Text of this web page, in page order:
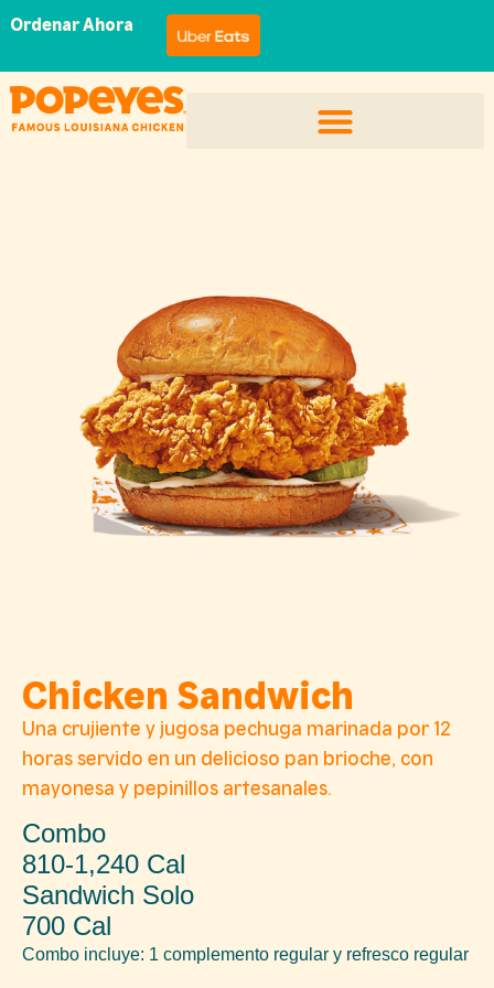
Ordenar Ahora
Chicken Sandwich
Una crujiente y jugosa pechuga marinada por 12
horas servido en un delicioso pan brioche, con
mayonesa y pepinillos artesanales.
Combo
810-1,240 Cal
Sandwich Solo
700 Cal
Combo incluye: 1 complemento regular y refresco regular